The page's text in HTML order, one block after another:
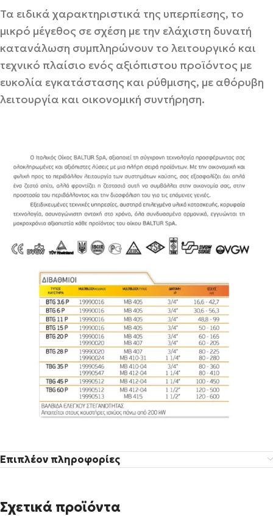
Τα ειδικά χαρακτηριστικά της υπερπίεσης, το
μικρό μέγεθος σε σχέση με την ελάχιστη δυνατή
κατανάλωση συμπληρώνουν το λειτουργικό και
τεχνικό πλαίσιο ενός αξιόπιστου προϊόντος με
ευκολία εγκατάστασης και ρύθμισης, με αθόρυβη
λειτουργία και οικονομική συντήρηση.
Επιπλέον πληροφορίες
Σχετικά προϊόντα